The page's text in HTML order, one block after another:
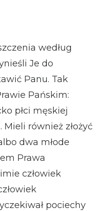
według
Je do
Panu. Tak
Pańskim:
płci męskiej
również złożyć
dwa młode
Prawa
człowiek
pociechy